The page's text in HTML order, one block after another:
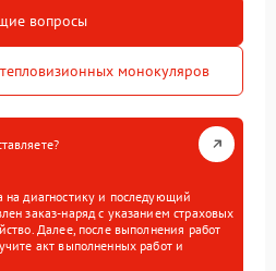
вопросы
монокуляров
на диагностику и последующий
заказ-наряд с указанием страховых
Далее, после выполнения работ
акт выполненных работ и